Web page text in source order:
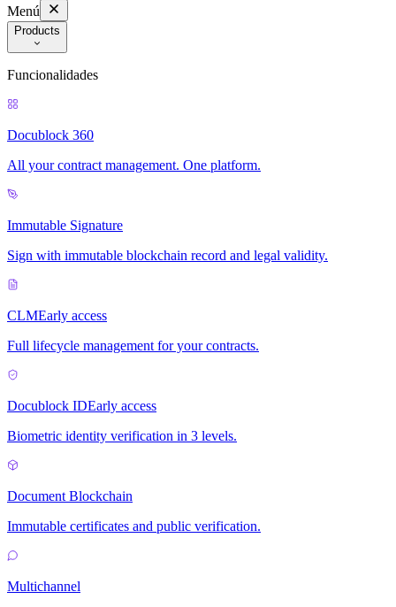
Menú
Products
Funcionalidades
Docublock 360
All your contract management. One platform.
Immutable Signature
Sign with immutable blockchain record and legal validity.
CLMEarly access
Full lifecycle management for your contracts.
Docublock IDEarly access
Biometric identity verification in 3 levels.
Document Blockchain
Immutable certificates and public verification.
Multichannel